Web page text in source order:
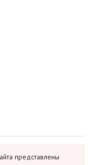
представлены